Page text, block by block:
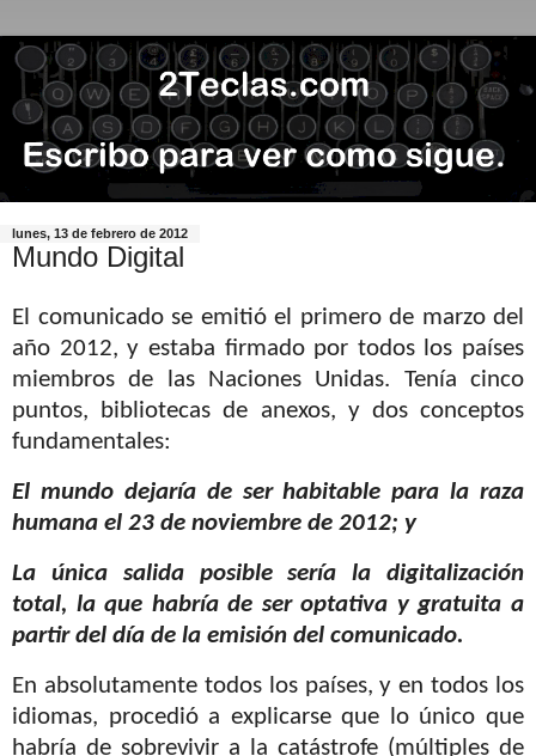
lunes, 13 de febrero de 2012
Mundo Digital
El comunicado se emitió el primero de marzo del
año 2012, y estaba firmado por todos los países
miembros de las Naciones Unidas. Tenía cinco
puntos, bibliotecas de anexos, y dos conceptos
fundamentales:
El mundo dejaría de ser habitable para la raza
humana el 23 de noviembre de 2012; y
La única salida posible sería la digitalización
total, la que habría de ser optativa y gratuita a
partir del día de la emisión del comunicado.
En absolutamente todos los países, y en todos los
idiomas, procedió a explicarse que lo único que
habría de sobrevivir a la catástrofe (múltiples de